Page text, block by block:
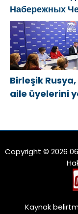
Набережных
мероприятия
КАМАЗа
Birleşik
aile üyelerini
Copyright © 2026
Kaynak